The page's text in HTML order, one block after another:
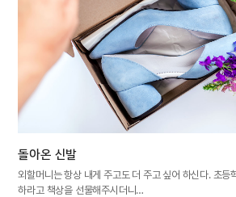
돌아온 신발
외할머니는 항상 내게 주고도 더 주고 싶어 하신다. 초등
하라고 책상을 선물해주시더니…